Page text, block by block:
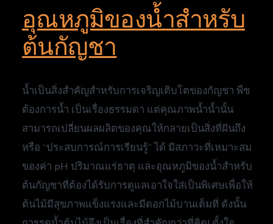
อุณหภูมิของน้ำสำหรับ
ต้นกัญชา
น้ำเป็นสิ่งสำคัญสำหรับการเจริญเติบโตของกัญชา พืช
ต้องการน้ำ เป็นเรื่องธรรมดา แต่คุณภาพน้ำน้ำนั้น
สามารถเปลี่ยนผลผลิตของคุณให้กลายเป็นสิ่งที่ฝันถึง
หรือ “ประสบการณ์การเรียนรู้” ได้ มีสภาวะที่เหมาะสม
ของค่า pH ปริมาณแร่ธาตุ และอุณหภูมิของน้ำสำหรับ
ต้นกัญชาที่ต้องได้รับการดูแลเอาใจใส่เป็นพิเศษเพื่อให้
ต้นไม้มีสุขภาพแข็งแรงและมีดอกไม้บานเต็มที่ ดังนั้น